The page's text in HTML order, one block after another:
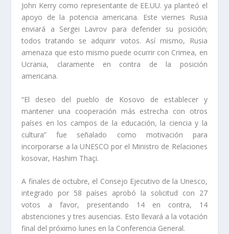
John Kerry como representante de EE.UU. ya planteó el
apoyo de la potencia americana. Este viernes Rusia
enviará a Sergei Lavrov para defender su posición;
todos tratando se adquirir votos. Así mismo, Rusia
amenaza que esto mismo puede ocurrir con Crimea, en
Ucrania, claramente en contra de la posición
americana.
“El deseo del pueblo de Kosovo de establecer y
mantener una cooperación más estrecha con otros
países en los campos de la educación, la ciencia y la
cultura” fue señalado como motivación para
incorporarse a la UNESCO por el Ministro de Relaciones
kosovar, Hashim Thaçi.
A finales de octubre, el Consejo Ejecutivo de la Unesco,
integrado por 58 países aprobó la solicitud con 27
votos a favor, presentando 14 en contra, 14
abstenciones y tres ausencias. Esto llevará a la votación
final del próximo lunes en la Conferencia General.